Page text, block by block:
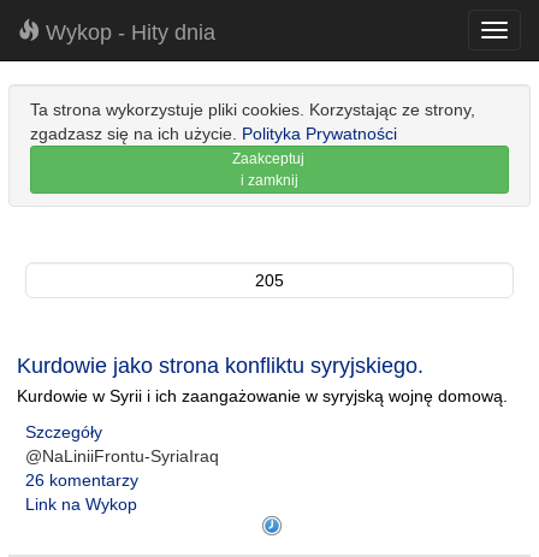
Wykop - Hity dnia
Ta strona wykorzystuje pliki cookies. Korzystając ze strony,
zgadzasz się na ich użycie. Polityka Prywatności
Zaakceptuj
i zamknij
205
Kurdowie jako strona konfliktu syryjskiego.
Kurdowie w Syrii i ich zaangażowanie w syryjską wojnę domową.
Szczegóły
@NaLiniiFrontu-SyriaIraq
26 komentarzy
Link na Wykop